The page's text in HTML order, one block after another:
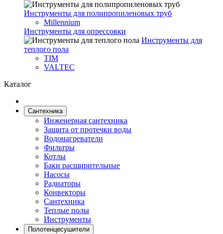
Инструменты для полипропиленовых труб
Millennium
Инструменты для опрессовки
Инструменты для
теплого пола
TIM
VALTEC
Каталог
Сантехника
Инженерная сантехника
Защита от протечки воды
Водонагреватели
Фильтры
Котлы
Баки расширительные
Насосы
Радиаторы
Конвекторы
Сантехника
Теплые полы
Инструменты
Полотенцесушители